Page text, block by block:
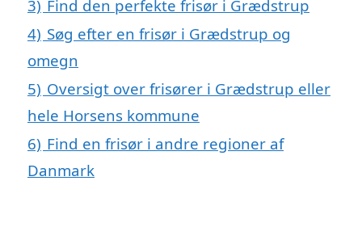
3) Find den perfekte frisør i Grædstrup
4) Søg efter en frisør i Grædstrup og
omegn
5) Oversigt over frisører i Grædstrup eller
hele Horsens kommune
6) Find en frisør i andre regioner af
Danmark